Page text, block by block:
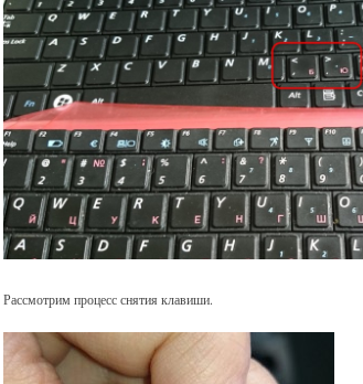
Рассмотрим процесс снятия клавиши.